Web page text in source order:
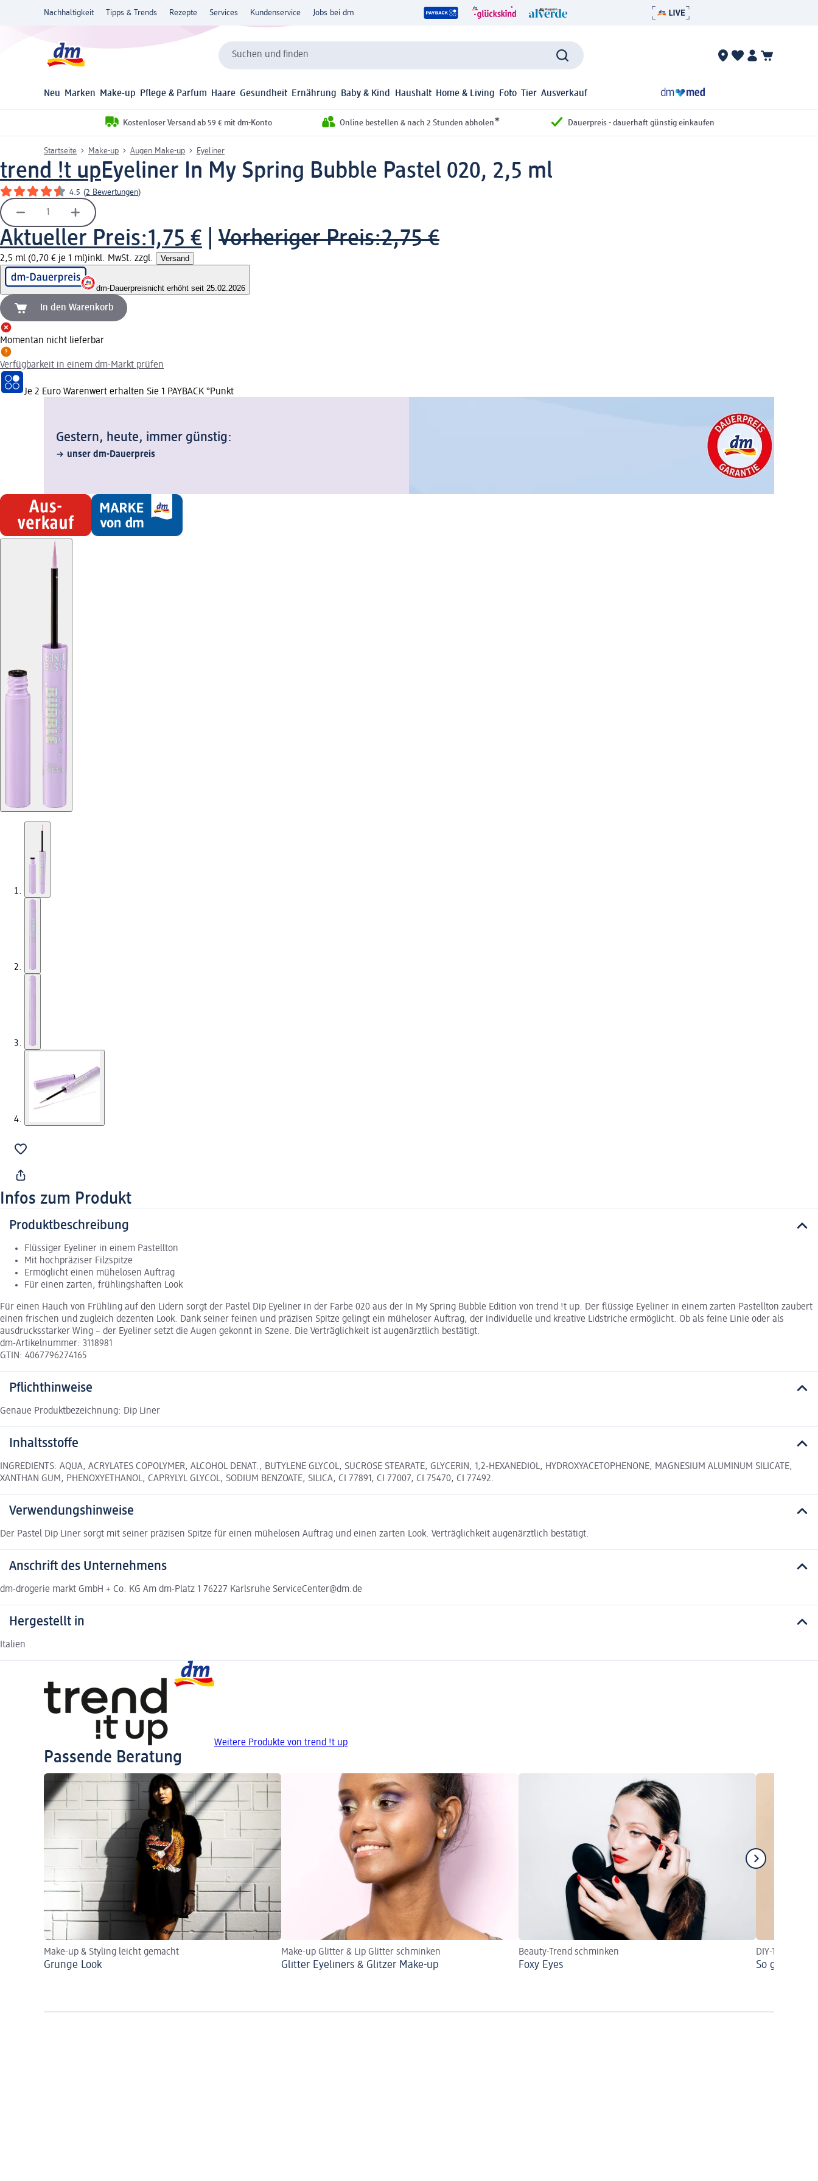
Nachhaltigkeit Tipps & Trends Rezepte Services Kundenservice Jobs bei dm
Suchen und finden
Neu Marken Make-up Pflege & Parfum Haare Gesundheit Ernährung Baby & Kind Haushalt Home & Living Foto Tier Ausverkauf
Kostenloser Versand ab 59 € mit dm-Konto Online bestellen & nach 2 Stunden abholen* Dauerpreis - dauerhaft günstig einkaufen
Startseite Make-up Augen Make-up Eyeliner
trend !t upEyeliner In My Spring Bubble Pastel 020, 2,5 ml
4.5 (2 Bewertungen)
Aktueller Preis:1,75 € Vorheriger Preis:2,75 €
2,5 ml (0,70 € je 1 ml)inkl. MwSt. zzgl. Versand
dm-Dauerpreisnicht erhöht seit 25.02.2026
In den Warenkorb
Momentan nicht lieferbar
Verfügbarkeit in einem dm-Markt prüfen
Je 2 Euro Warenwert erhalten Sie 1 PAYBACK °Punkt
Gestern, heute, immer günstig:
unser dm-Dauerpreis
Infos zum Produkt
Produktbeschreibung
Flüssiger Eyeliner in einem Pastellton
Mit hochpräziser Filzspitze
Ermöglicht einen mühelosen Auftrag
Für einen zarten, frühlingshaften Look
Für einen Hauch von Frühling auf den Lidern sorgt der Pastel Dip Eyeliner in der Farbe 020 aus der In My Spring Bubble Edition von trend !t up. Der flüssige Eyeliner in einem zarten Pastellton zaubert
einen frischen und zugleich dezenten Look. Dank seiner feinen und präzisen Spitze gelingt ein müheloser Auftrag, der individuelle und kreative Lidstriche ermöglicht. Ob als feine Linie oder als
ausdrucksstarker Wing – der Eyeliner setzt die Augen gekonnt in Szene. Die Verträglichkeit ist augenärztlich bestätigt.
dm-Artikelnummer: 3118981
GTIN: 4067796274165
Pflichthinweise
Genaue Produktbezeichnung: Dip Liner
Inhaltsstoffe
INGREDIENTS: AQUA, ACRYLATES COPOLYMER, ALCOHOL DENAT., BUTYLENE GLYCOL, SUCROSE STEARATE, GLYCERIN, 1,2-HEXANEDIOL, HYDROXYACETOPHENONE, MAGNESIUM ALUMINUM SILICATE,
XANTHAN GUM, PHENOXYETHANOL, CAPRYLYL GLYCOL, SODIUM BENZOATE, SILICA, CI 77891, CI 77007, CI 75470, CI 77492.
Verwendungshinweise
Der Pastel Dip Liner sorgt mit seiner präzisen Spitze für einen mühelosen Auftrag und einen zarten Look. Verträglichkeit augenärztlich bestätigt.
Anschrift des Unternehmens
dm-drogerie markt GmbH + Co. KG Am dm-Platz 1 76227 Karlsruhe ServiceCenter@dm.de
Hergestellt in
Italien
Weitere Produkte von trend !t up
Passende Beratung
Make-up & Styling leicht gemacht
Grunge Look
Make-up Glitter & Lip Glitter schminken
Glitter Eyeliners & Glitzer Make-up
Beauty-Trend schminken
Foxy Eyes
DIY-Tutorial &
So gelingt